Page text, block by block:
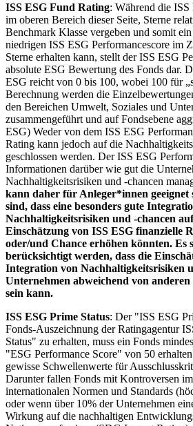
ISS ESG Fund Rating: Während die
im oberen Bereich dieser Seite, Sterne
Benchmark Klasse vergeben und somit
niedrigen ISS ESG Performancescore im
Sterne erhalten kann, stellt der ISS ESG
absolute ESG Bewertung des Fonds dar.
ESG reicht von 0 bis 100, wobei 100 für
Berechnung werden die
den Bereichen Umwelt, Soziales und
zusammengeführt und auf Fondsebene
ESG) Weder von dem ISS ESG
Rating kann jedoch auf die
geschlossen werden. Der ISS ESG
Informationen darüber wie gut die
Nachhaltigkeitsrisiken und -chancen
kann daher für Anleger*innen geeignet
sind, dass eine besonders gute
Nachhaltigkeitsrisiken und -chancen
Einschätzung von ISS ESG finanzielle
oder/und Chance erhöhen könnten. Es
berücksichtigt werden, dass die
Integration von Nachhaltigkeitsrisiken
Unternehmen abweichend von
sein kann.
ISS ESG Prime Status: Der "ISS ESG
Fonds-Auszeichnung der Ratingagentur
Status" zu erhalten, muss ein Fonds
"ESG Performance Score" von 50
gewisse Schwellenwerte für
Darunter fallen Fonds mit Kontroversen
internationalen Normen und Standards
oder wenn über 10% der Unternehmen
Wirkung auf die nachhaltigen